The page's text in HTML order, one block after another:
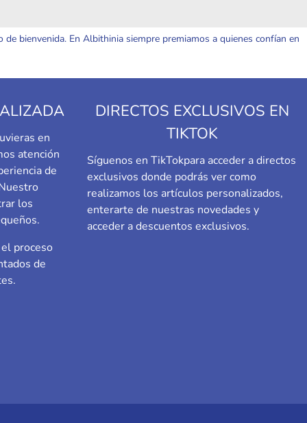
bienvenida. En Albithinia siempre premiamos a quienes confían en
en
atención
de
los
proceso
de
DIRECTOS EXCLUSIVOS EN
TIKTOK
Síguenos en TikTokpara acceder a directos
exclusivos donde podrás ver como
realizamos los artículos personalizados,
enterarte de nuestras novedades y
acceder a descuentos exclusivos.